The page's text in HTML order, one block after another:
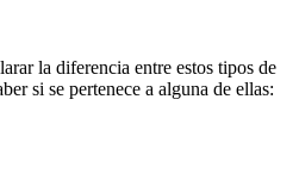
la diferencia entre estos tipos de
si se pertenece a alguna de ellas: